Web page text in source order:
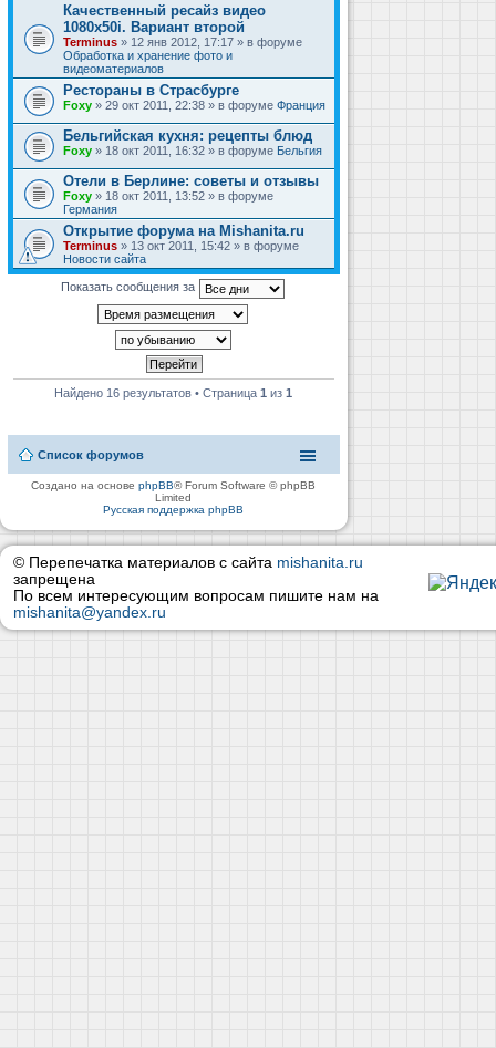
Качественный ресайз видео
1080x50i. Вариант второй
Terminus » 12 янв 2012, 17:17 » в форуме
Обработка и хранение фото и
видеоматериалов
Рестораны в Страсбурге
Foxy » 29 окт 2011, 22:38 » в форуме Франция
Бельгийская кухня: рецепты блюд
Foxy » 18 окт 2011, 16:32 » в форуме Бельгия
Отели в Берлине: советы и отзывы
Foxy » 18 окт 2011, 13:52 » в форуме
Германия
Открытие форума на Mishanita.ru
Terminus » 13 окт 2011, 15:42 » в форуме
Новости сайта
Показать сообщения за
Найдено 16 результатов • Страница1 из1
Список форумов
Создано на основеphpBB® Forum Software © phpBB
Limited
Русская поддержка phpBB
© Перепечатка материалов с сайта mishanita.ru
запрещена
По всем интересующим вопросам пишите нам на
mishanita@yandex.ru